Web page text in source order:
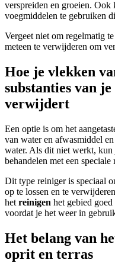
verspreiden en groeien.
voegmiddelen te gebruiken
Vergeet niet om regelmatig
meteen te verwijderen om
Hoe je vlekken
substanties van
verwijdert
Een optie is om het
van water en afwasmiddel
water. Als dit niet werkt, kun
behandelen met een
Dit type reiniger is speciaal
op te lossen en te
het reinigen het gebied
voordat je het weer in
Het belang van
oprit en terras